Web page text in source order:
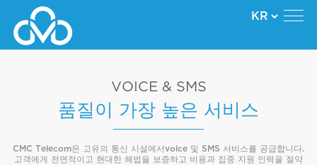
VOICE & SMS
품질이 가장 높은 서비스
CMC Telecom은 고유의 통신 시설에서voice 및 SMS 서비스를 공급합니다.
고객에게 전면적이고 현대한 해법을 보증하고 비용과 집중 지원 인력을 절약